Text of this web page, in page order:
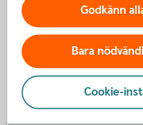
reagera på är dåligt
utlandsbetalningar, fel i
Ha koll på
kan avslöja svagheter i
säkerhetssystem.
Håll dig uppdaterad.Ta
andra på myndigheter
Godkänn
Bara
Cookie-